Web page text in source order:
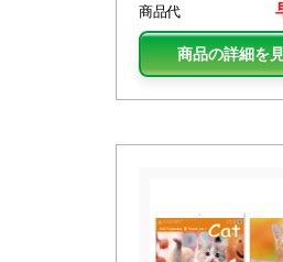
商品代
商品の詳細を